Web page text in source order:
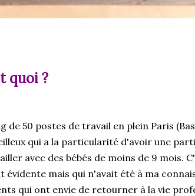
quoi ?
de 50 postes de travail en plein Paris
qui a la particularité d'avoir une
avec des bébés de moins de 9 mois.
mais qui n'avait été à ma
qui ont envie de retourner à la vie